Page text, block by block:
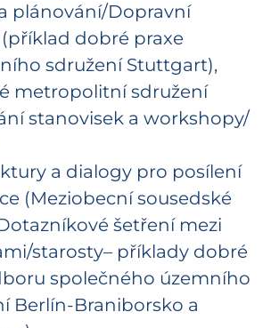
plánování/Dopravní
dobré praxe
sdružení Stuttgart),
metropolitní sdružení
stanovisek a workshopy/
a dialogy pro posílení
(Meziobecní sousedské
šetření mezi
starosty– příklady dobré
společného územního
Berlín-Braniborsko a